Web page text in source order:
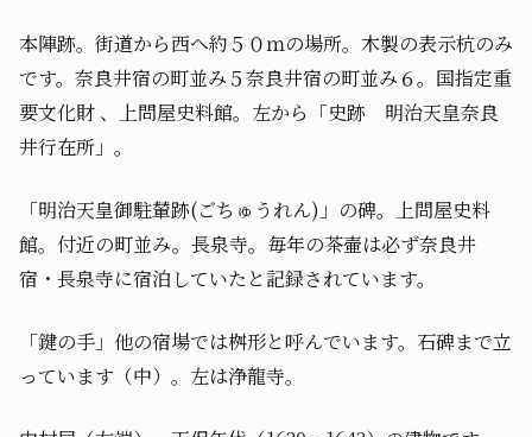
本陣跡。街道から西へ約５０ｍの場所。木製の表示杭のみ
です。奈良井宿の町並み５奈良井宿の町並み６。国指定重
要文化財 、上問屋史料館。左から「史跡 明治天皇奈良
井行在所」。
「明治天皇御駐輦跡(ごちゅうれん)」の碑。上問屋史料
館。付近の町並み。長泉寺。毎年の茶壷は必ず奈良井
宿・長泉寺に宿泊していたと記録されています。
「鍵の手」他の宿場では桝形と呼んでいます。石碑まで立
っています（中）。左は浄龍寺。